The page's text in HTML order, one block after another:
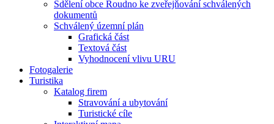
Sdělení obce Roudno ke zveřejňování schválených
dokumentů
Schválený územní plán
Grafická část
Textová část
Vyhodnocení vlivu URU
Fotogalerie
Turistika
Katalog firem
Stravování a ubytování
Turistické cíle